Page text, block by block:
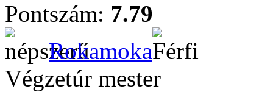
Pontszám: 7.79
Rokamoka
Végzetúr mester